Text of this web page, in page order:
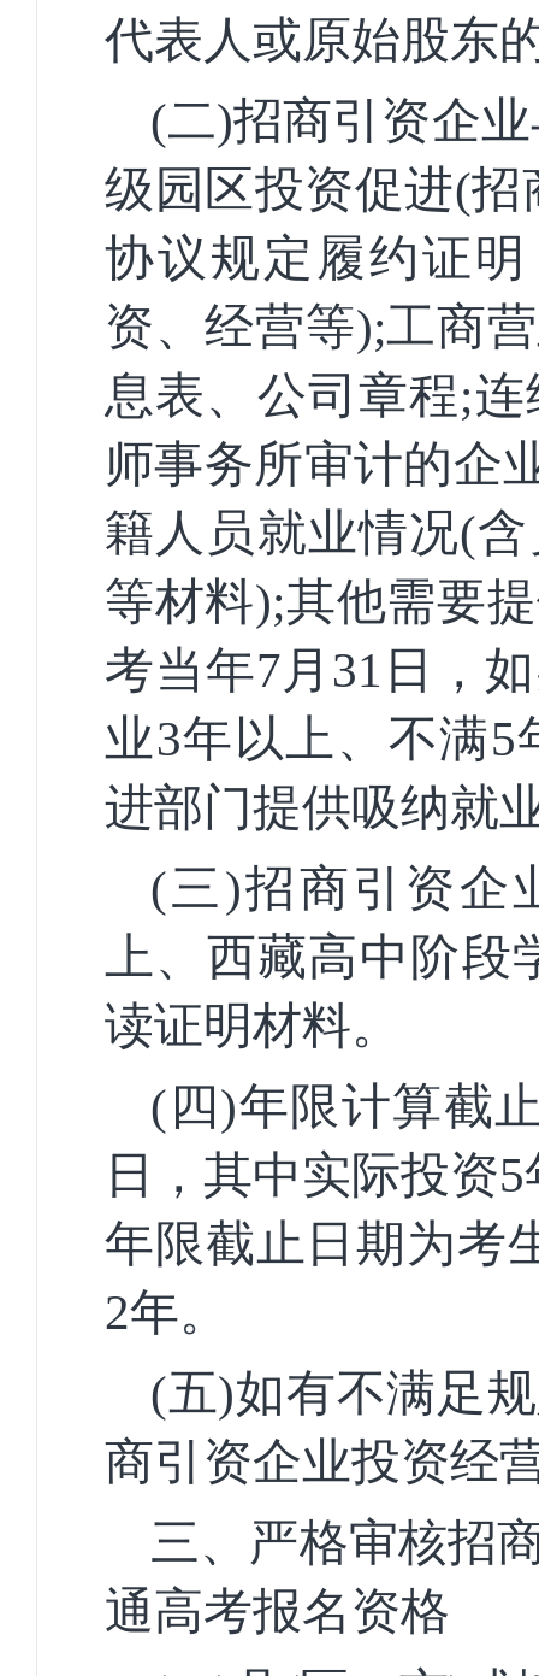
代表人或原始股东
(二)招商引资企
级园区投资促进(
协议规定履约证
资、经营等);工商
息表、公司章程;
师事务所审计的企
籍人员就业情况(
等材料);其他需要
考当年7月31日，
业3年以上、不满5
进部门提供吸纳就
(三)招商引资企
上、西藏高中阶段
读证明材料。
(四)年限计算截
日，其中实际投资
年限截止日期为考
2年。
(五)如有不满足
商引资企业投资经
三、严格审核招
通高考报名资格